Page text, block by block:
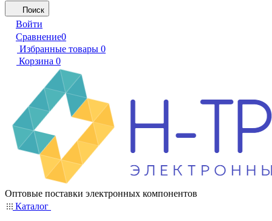
Поиск
Войти
Сравнение0
Избранные товары 0
Корзина 0
Оптовые поставки электронных компонентов
Каталог